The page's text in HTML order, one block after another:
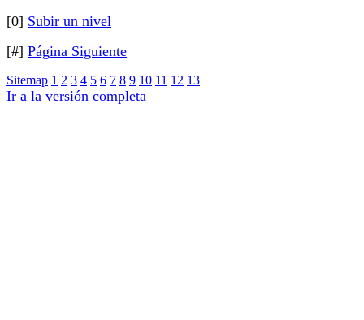
[0] Subir un nivel
[#] Página Siguiente
Sitemap 1 2 3 4 5 6 7 8 9 10 11 12 13
Ir a la versión completa